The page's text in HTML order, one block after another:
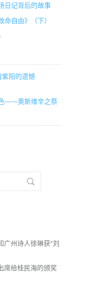
日记背后的故事
自由》（下）
阳的遗憾
——奥斯维辛之祭
广州诗人徐琳获“刘
席给桂民海的颁奖